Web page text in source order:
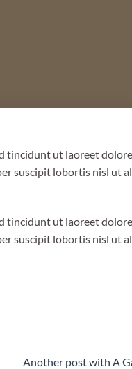
tincidunt ut laoreet
suscipit lobortis nisl ut
tincidunt ut laoreet
suscipit lobortis nisl ut
Another post with A